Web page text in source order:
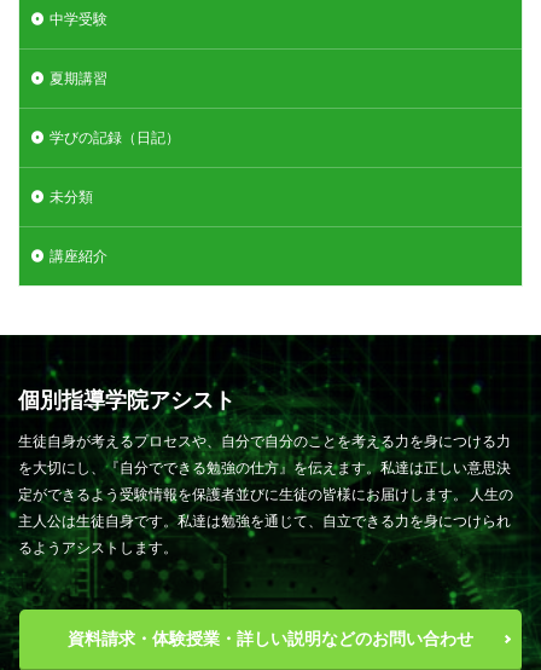
中学受験
夏期講習
学びの記録（日記）
未分類
講座紹介
個別指導学院アシスト
生徒自身が考えるプロセスや、自分で自分のことを考える力を身につける力
を大切にし、『自分でできる勉強の仕方』を伝えます。私達は正しい意思決
定ができるよう受験情報を保護者並びに生徒の皆様にお届けします。 人生の
主人公は生徒自身です。私達は勉強を通じて、自立できる力を身につけられ
るようアシストします。
資料請求・体験授業・詳しい説明などのお問い合わせ